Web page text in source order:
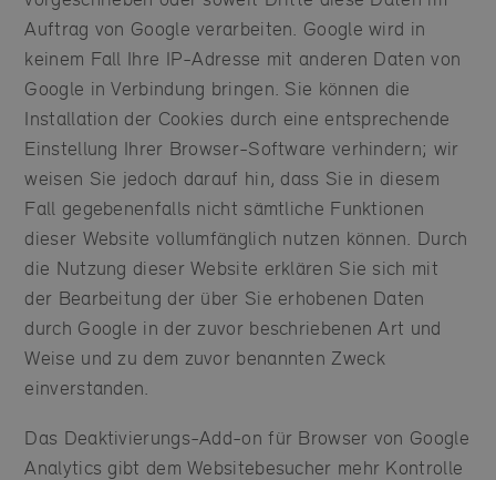
Auftrag von Google verarbeiten. Google wird in
keinem Fall Ihre IP-Adresse mit anderen Daten von
Google in Verbindung bringen. Sie können die
Installation der Cookies durch eine entsprechende
Einstellung Ihrer Browser-Software verhindern; wir
weisen Sie jedoch darauf hin, dass Sie in diesem
Fall gegebenenfalls nicht sämtliche Funktionen
dieser Website vollumfänglich nutzen können. Durch
die Nutzung dieser Website erklären Sie sich mit
der Bearbeitung der über Sie erhobenen Daten
durch Google in der zuvor beschriebenen Art und
Weise und zu dem zuvor benannten Zweck
einverstanden.
Das Deaktivierungs-Add-on für Browser von Google
Analytics gibt dem Websitebesucher mehr Kontrolle